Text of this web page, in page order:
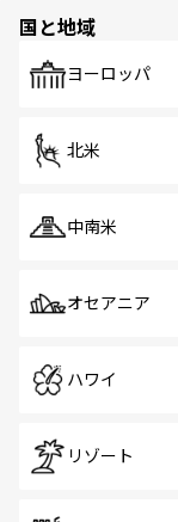
で、ホ
国と地域
ヨーロッパ
北米
中南米
オセアニア
ハワイ
リゾート